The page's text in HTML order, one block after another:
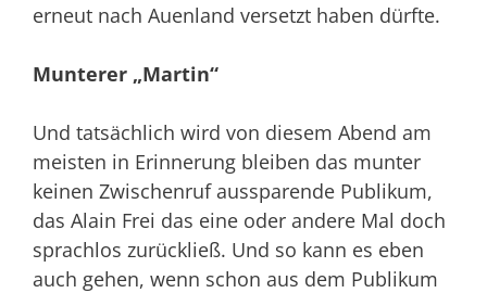
erneut nach Auenland versetzt haben dürfte.
Munterer „Martin“
Und tatsächlich wird von diesem Abend am
meisten in Erinnerung bleiben das munter
keinen Zwischenruf aussparende Publikum,
das Alain Frei das eine oder andere Mal doch
sprachlos zurückließ. Und so kann es eben
auch gehen, wenn schon aus dem Publikum